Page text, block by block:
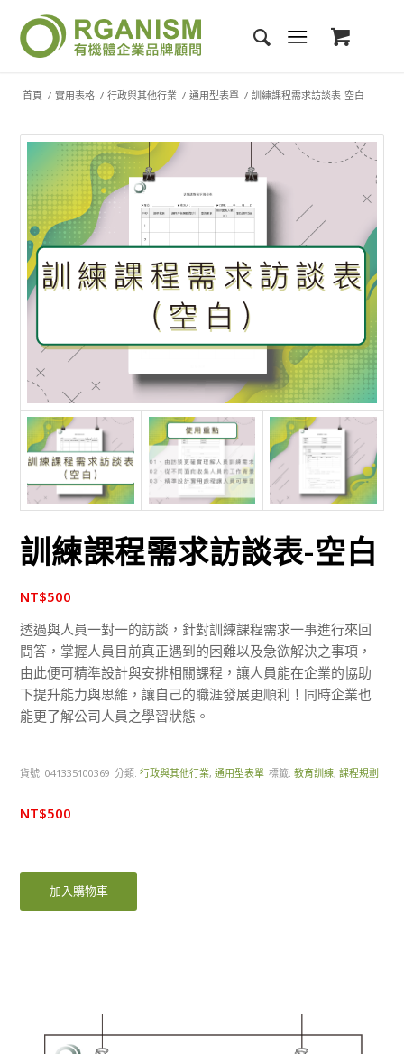
首頁 / 實用表格 / 行政與其他行業 / 通用型表單 / 訓練課程需求訪談表-空白
訓練課程需求訪談表-空白
NT$500
透過與人員一對一的訪談，針對訓練課程需求一事進行來回
問答，掌握人員目前真正遇到的困難以及急欲解決之事項，
由此便可精準設計與安排相關課程，讓人員能在企業的協助
下提升能力與思維，讓自己的職涯發展更順利！同時企業也
能更了解公司人員之學習狀態。
貨號: 041335100369 分類:行政與其他行業,通用型表單 標籤:教育訓練,課程規劃
NT$500
加入購物車